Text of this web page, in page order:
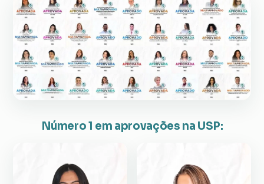
Número 1 em aprovações na USP: